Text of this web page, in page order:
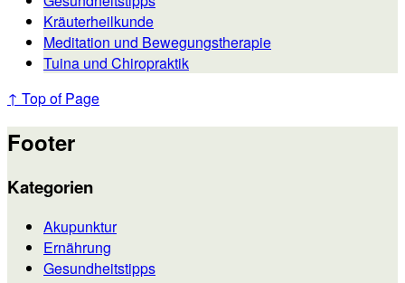
Kräuterheilkunde
Meditation und Bewegungstherapie
Tuina und Chiropraktik
↑ Top of Page
Footer
Kategorien
Akupunktur
Ernährung
Gesundheitstipps